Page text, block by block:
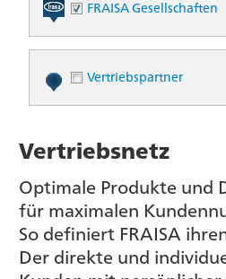
FRAISA Gesellschaften
Vertriebspartner
Vertriebsnetz
Optimale Produkte und
für maximalen
So definiert FRAISA
Der direkte und